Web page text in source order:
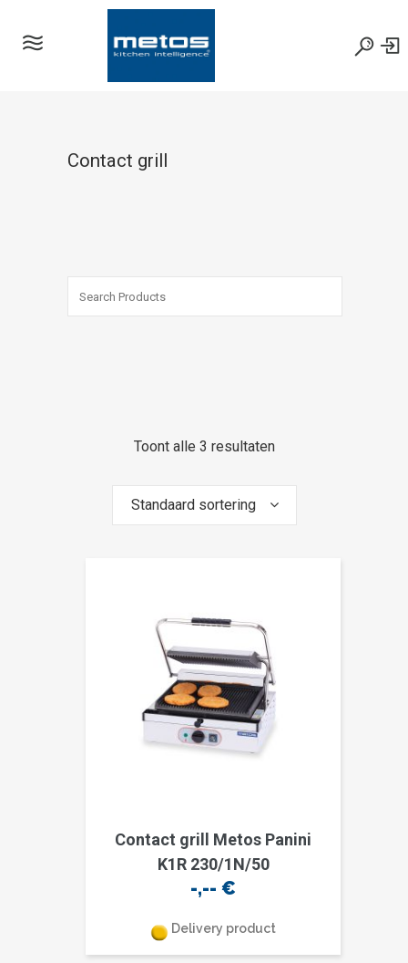
Contact grill
Toont alle 3 resultaten
Standaard sortering
Contact grill Metos Panini
K1R 230/1N/50
-,-- €
Delivery product